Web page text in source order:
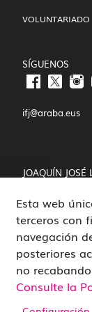
VOLUNTARIADO
SÍGUENOS
ifj@araba.eus
JOAQUÍN
01008
POLÍTICA DE
Esta web
terceros con
navegación
posteriores
no
Consulte la